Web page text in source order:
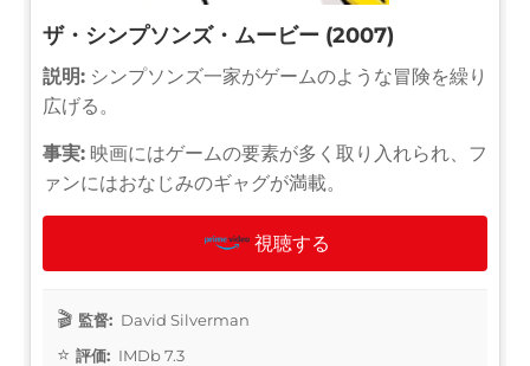
ザ・シンプソンズ・ムービー (2007)
説明: シンプソンズ一家がゲームのような冒険を繰り
広げる。
事実: 映画にはゲームの要素が多く取り入れられ、フ
ァンにはおなじみのギャグが満載。
視聴する
監督: David Silverman
評価: IMDb 7.3